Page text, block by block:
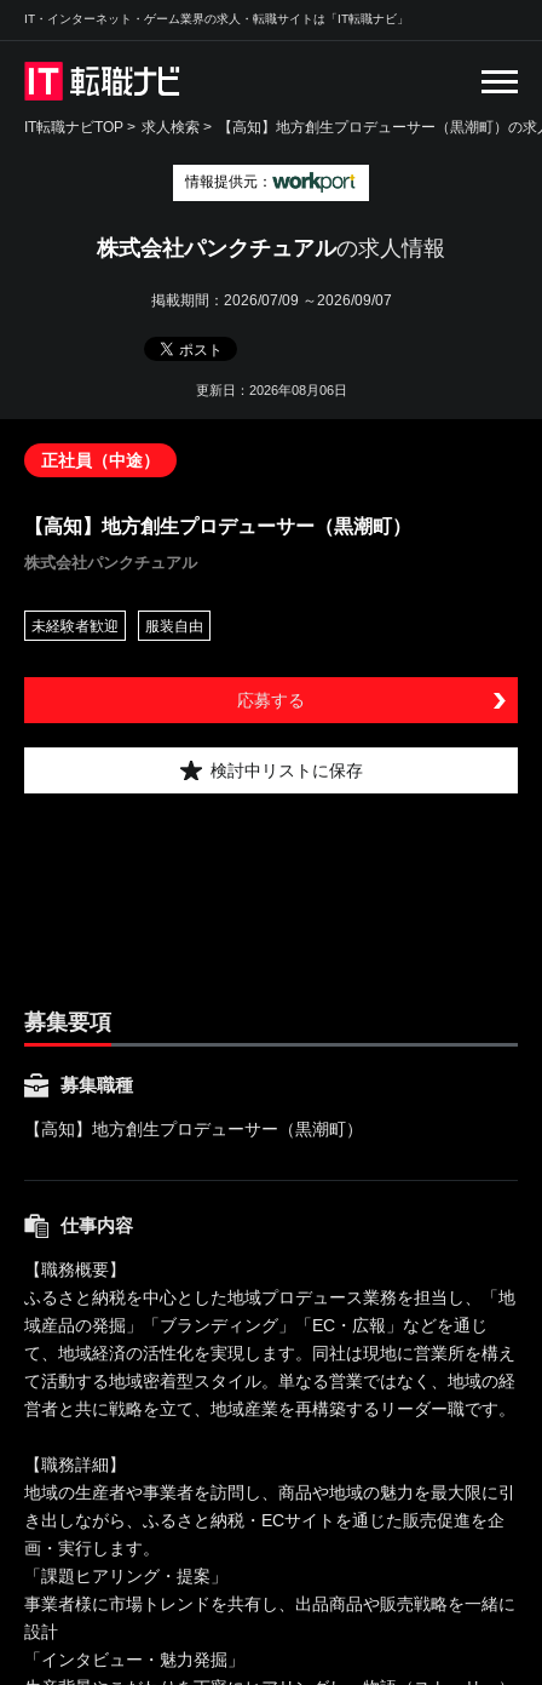
IT・インターネット・ゲーム業界の求人・転職サイトは「IT転職ナビ」
IT転職ナビTOP > 求人検索 > 【高知】地方創生プロデューサー（黒潮町）の求
情報提供元：
株式会社パンクチュアルの求人情報
掲載期間： 2026/07/09 ～2026/09/07
更新日：2026年08月06日
正社員（中途）
【高知】地方創生プロデューサー（黒潮町）
株式会社パンクチュアル
未経験者歓迎 服装自由
応募する
検討中リストに保存
募集要項
募集職種
【高知】地方創生プロデューサー（黒潮町）
仕事内容
【職務概要】
ふるさと納税を中心とした地域プロデュース業務を担当し、「地
域産品の発掘」「ブランディング」「EC・広報」などを通じ
て、地域経済の活性化を実現します。同社は現地に営業所を構え
て活動する地域密着型スタイル。単なる営業ではなく、地域の経
営者と共に戦略を立て、地域産業を再構築するリーダー職です。
【職務詳細】
地域の生産者や事業者を訪問し、商品や地域の魅力を最大限に引
き出しながら、ふるさと納税・ECサイトを通じた販売促進を企
画・実行します。
「課題ヒアリング・提案」
事業者様に市場トレンドを共有し、出品商品や販売戦略を一緒に
設計
「インタビュー・魅力発掘」